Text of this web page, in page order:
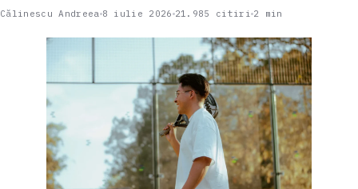
Călinescu Andreea 8 iulie 2026 21.985 citiri 2 min